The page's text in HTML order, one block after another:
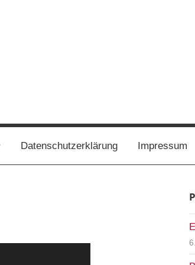
Datenschutzerklärung Impressum